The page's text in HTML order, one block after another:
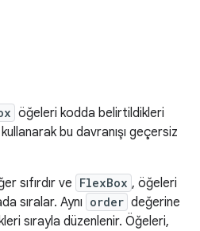
öğeleri kodda belirtildikleri
kullanarak bu davranışı geçersiz
sıfırdır ve FlexBox , öğeleri
sıralar. Aynı order değerine
sırayla düzenlenir. Öğeleri,